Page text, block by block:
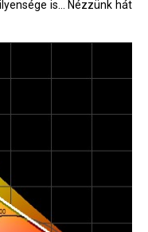
is... Nézzünk hát